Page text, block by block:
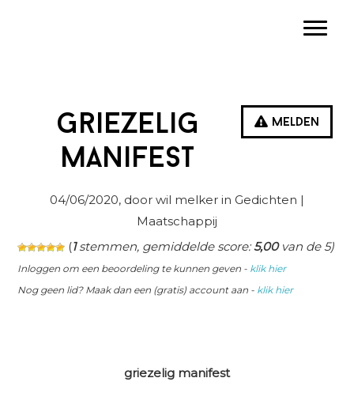
Melden
Griezelig
manifest
04/06/2020, door wil melker in Gedichten |
Maatschappij
(1stemmen, gemiddelde score:5,00van de 5)
Inloggen om een beoordeling te kunnen geven - klik hier
Nog geen lid? Maak dan een (gratis) account aan - klik hier
griezelig manifest